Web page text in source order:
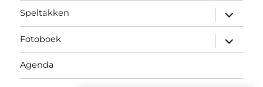
Speltakken
Fotoboek
Agenda